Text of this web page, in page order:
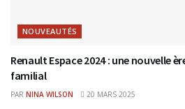
NOUVEAUTÉS
Renault Espace 2024 : une nouvelle
familial
PAR NINA WILSON 20 MARS 2025